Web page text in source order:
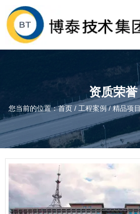
资质荣誉
您当前的位置：首页 / 工程案例 /精品项目